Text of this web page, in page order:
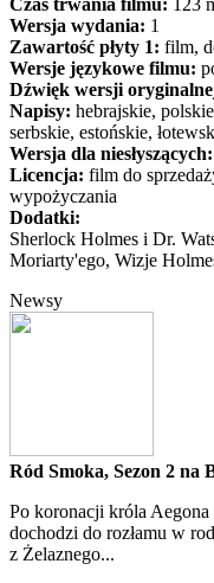
Czas trwania filmu: 123
Wersja wydania: 1
Zawartość płyty 1: film,
Wersje językowe filmu:
Dźwięk wersji
Napisy: hebrajskie,
serbskie, estońskie,
Wersja dla niesłyszących:
Licencja: film do
wypożyczania
Dodatki:
Sherlock Holmes i Dr.
Moriarty'ego, Wizje
Newsy
Ród Smoka, Sezon 2
Po koronacji króla
dochodzi do rozłamu w
z Żelaznego...